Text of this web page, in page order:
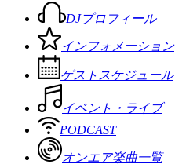
DJプロフィール
インフォメーション
ゲストスケジュール
イベント・ライブ
PODCAST
オンエア楽曲一覧